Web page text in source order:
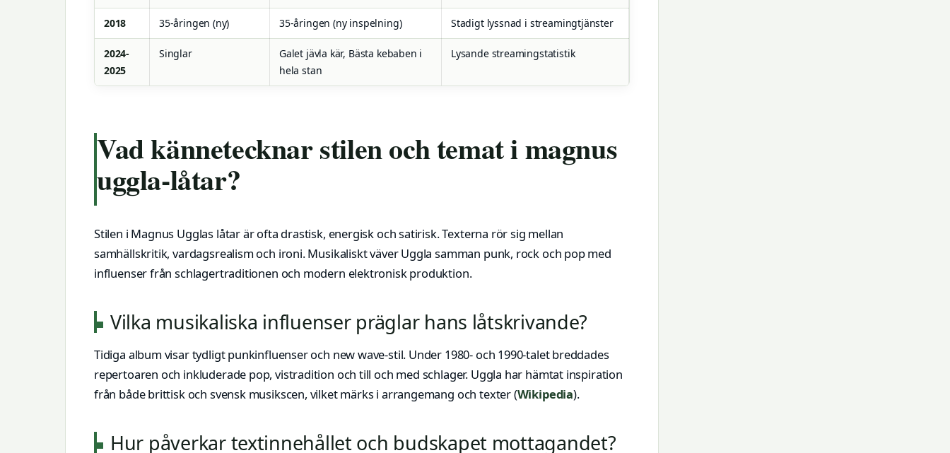
2018 35-åringen (ny) 35-åringen (ny inspelning) Stadigt lyssnad i streamingtjänster
2024-
2025
Singlar
Galet jävla kär, Bästa kebaben i
hela stan
Lysande streamingstatistik
Vad kännetecknar stilen och temat i magnus
uggla-låtar?
Stilen i Magnus Ugglas låtar är ofta drastisk, energisk och satirisk. Texterna rör sig mellan
samhällskritik, vardagsrealism och ironi. Musikaliskt väver Uggla samman punk, rock och pop med
influenser från schlagertraditionen och modern elektronisk produktion.
Vilka musikaliska influenser präglar hans låtskrivande?
Tidiga album visar tydligt punkinfluenser och new wave-stil. Under 1980- och 1990-talet breddades
repertoaren och inkluderade pop, vistradition och till och med schlager. Uggla har hämtat inspiration
från både brittisk och svensk musikscen, vilket märks i arrangemang och texter (Wikipedia).
Hur påverkar textinnehållet och budskapet mottagandet?